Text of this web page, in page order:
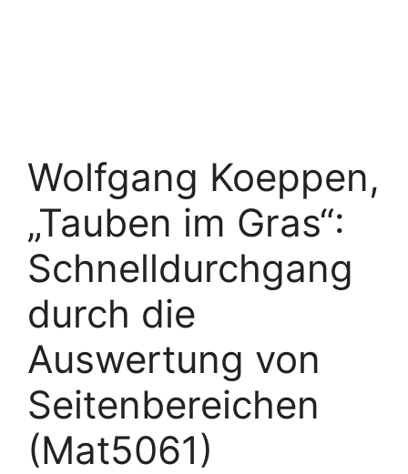
Wolfgang Koeppen,
„Tauben im Gras“:
Schnelldurchgang
durch die
Auswertung von
Seitenbereichen
(Mat5061)